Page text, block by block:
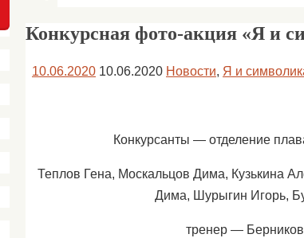
Конкурсная фото-акция «Я и
10.06.2020 10.06.2020 Новости, Я и
Конкурсанты — отделение
Теплов Гена, Москальцов Дима, Кузькина
Дима, Шурыгин Игорь,
тренер —